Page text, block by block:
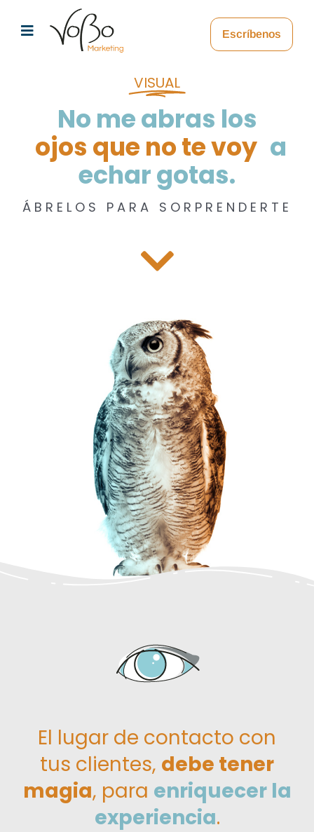
Escríbenos
VISUAL
No me abras los
a
echar gotas.
ÁBRELOS PARA SORPRENDERTE
El lugar de contacto con
tus clientes, debe tener
magia, para enriquecer la
experiencia.